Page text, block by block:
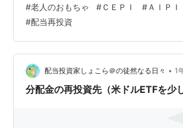
資する『カバードコール戦略』のＥＴＦで
その配当利回りの高さです。・ＦＥＰＩ（
：２６．９０％・ＡＩＰＩ（AI関係） ：
ＣＥＰＩ（Crypt/暗号資産関係）：４４
年6月28日時点のTradingView予測値。２
#老人のおもちゃ #ＣＥＰＩ #ＡＩＰＩ
#配当再投資
配当投資家しょこら＠の徒然なる日々 • 1
分配金の再投資先（米ドルETFを少